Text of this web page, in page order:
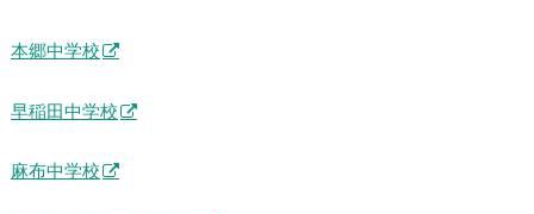
本郷中学校
早稲田中学校
麻布中学校